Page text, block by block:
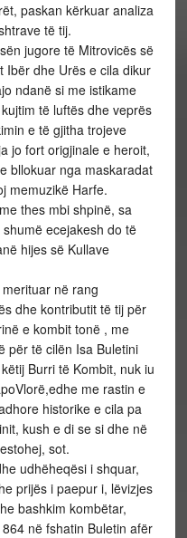
paskan kërkuar analiza
të tij.
jugore të Mitrovicës së
Ibër dhe Urës e cila dikur
ndanë si me istikame
të luftës dhe veprës
e të gjitha trojeve
jo fort origjinale e heroit,
bllokuar nga maskaradat
memuzikë Harfe.
thes mbi shpinë, sa
ecejakesh do të
hijes së Kullave
në rang
dhe kontributit të tij për
e kombit tonë , me
për të cilën Isa Buletini
Burri të Kombit, nuk iu
me rastin e
historike e cila pa
kush e di se si dhe në
sot.
udhëheqësi i shquar,
prijës i paepur i, lëvizjes
bashkim kombëtar,
në fshatin Buletin afër